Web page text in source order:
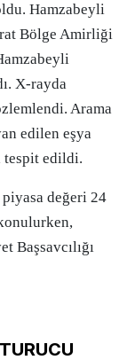
Hamzabeyli
Bölge Amirliği
X-rayda
Arama
edilen eşya
tespit edildi.
değeri 24
Başsavcılığı